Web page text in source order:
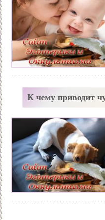
Заговоры от наркомании
Все порчи
К чему приводит